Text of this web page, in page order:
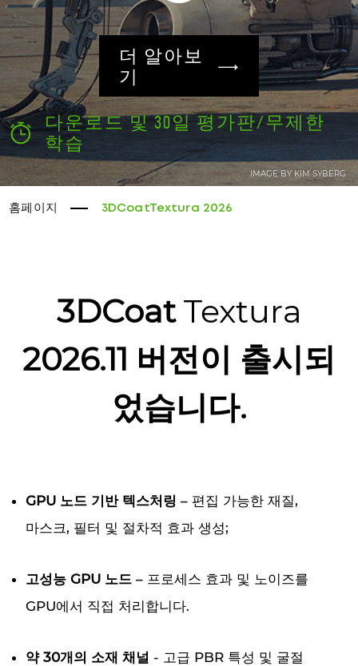
IMAGE BY KIM SYBERG
더 알아보
기
다운로드 및 30일 평가판/무제한
학습
홈페이지 3DCoatTextura 2026
3DCoatTextura
2026.11 버전이 출시되
었습니다.
GPU 노드 기반 텍스처링 – 편집 가능한 재질,
마스크, 필터 및 절차적 효과 생성;
고성능 GPU 노드 – 프로세스 효과 및 노이즈를
GPU에서 직접 처리합니다.
약 30개의 소재 채널 - 고급 PBR 특성 및 굴절